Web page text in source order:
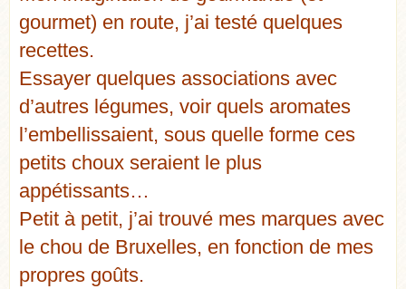
gourmet) en route, j’ai testé quelques
recettes.
Essayer quelques associations avec
d’autres légumes, voir quels aromates
l’embellissaient, sous quelle forme ces
petits choux seraient le plus
appétissants…
Petit à petit, j’ai trouvé mes marques avec
le chou de Bruxelles, en fonction de mes
propres goûts.